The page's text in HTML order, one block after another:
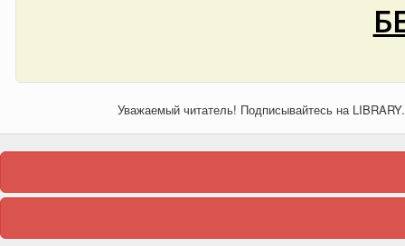
Уважаемый читатель! Подписывайтесь на